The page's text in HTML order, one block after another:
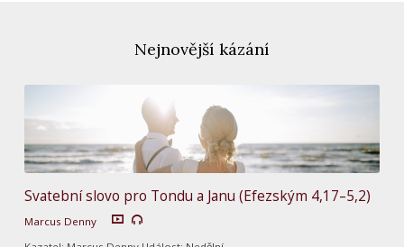
Nejnovější kázání
Svatební slovo pro Tondu a Janu (Efezským 4,17–5,2)
Marcus Denny